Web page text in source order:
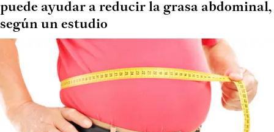
puede ayudar a reducir la grasa abdominal,
según un estudio